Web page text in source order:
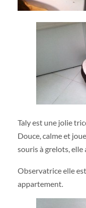
Taly est une jolie
Douce, calme et
souris à grelots, elle
Observatrice elle
appartement.